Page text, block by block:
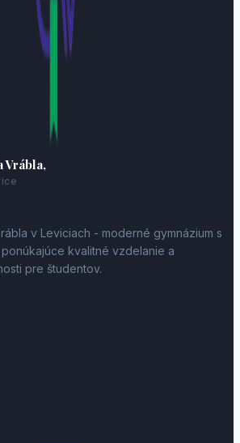
Vrábla,
v Leviciach - moderné gymnázium s
kvalitné vzdelanie a
pre študentov.